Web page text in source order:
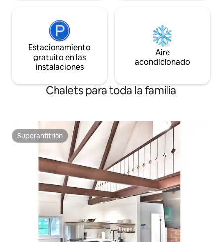
Estacionamiento
gratuito en las
instalaciones
Aire
acondicionado
Chalets para toda la familia
Superanfitrión
Superanfitrión